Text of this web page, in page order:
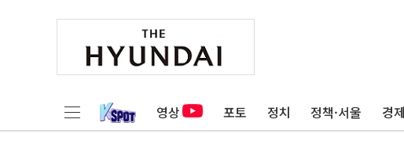
영상 포토 정치 정책·서울 경제